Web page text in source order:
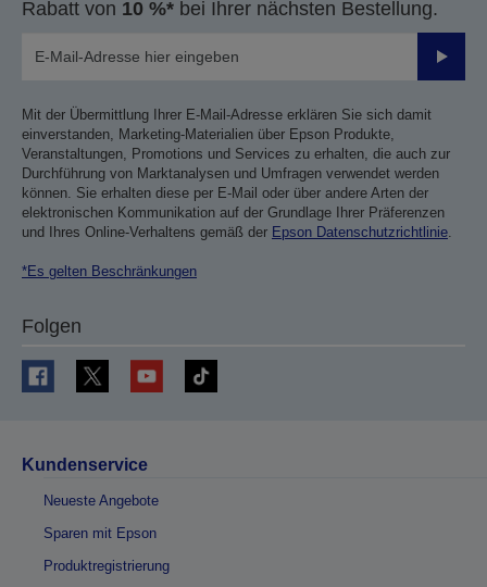
Rabatt von 10 %* bei Ihrer nächsten Bestellung.
Mit der Übermittlung Ihrer E-Mail-Adresse erklären Sie sich damit
einverstanden, Marketing-Materialien über Epson Produkte,
Veranstaltungen, Promotions und Services zu erhalten, die auch zur
Durchführung von Marktanalysen und Umfragen verwendet werden
können. Sie erhalten diese per E-Mail oder über andere Arten der
elektronischen Kommunikation auf der Grundlage Ihrer Präferenzen
und Ihres Online-Verhaltens gemäß der Epson Datenschutzrichtlinie.
*Es gelten Beschränkungen
Folgen
Kundenservice
Neueste Angebote
Sparen mit Epson
Produktregistrierung